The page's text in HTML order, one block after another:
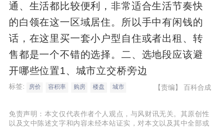
通、生活都比较便利，非常适合生活节奏快
的白领在这一区域居住。所以手中有闲钱的
话，在这里买一套小户型自住或者出租、转
售都是一个不错的选择。二、选地段应该避
开哪些位置1、城市立交桥旁边
标签: 房价 容积率 购房 楼盘 城市 【责编】 百科合成
免责声明：本文仅代表作者个人观点，与风财讯无关。其原创性
以及文中陈述文字和内容未经本站证实，对本文以及其中全部或